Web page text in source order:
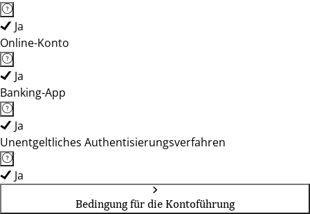
Ja
Online-Konto
Ja
Banking-App
Ja
Unentgeltliches Authentisierungsverfahren
Ja
Bedingung für die Kontoführung